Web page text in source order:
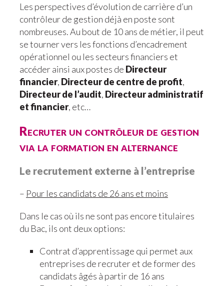
Les perspectives d’évolution de carrière d’un
contrôleur de gestion déjà en poste sont
nombreuses. Au bout de 10 ans de métier, il peut
se tourner vers les fonctions d’encadrement
opérationnel ou les secteurs financiers et
accéder ainsi aux postes de Directeur
financier, Directeur de centre de profit,
Directeur de l’audit, Directeur administratif
et financier, etc…
Recruter un contrôleur de gestion
via la formation en alternance
Le recrutement externe à l’entreprise
– Pour les candidats de 26 ans et moins
Dans le cas où ils ne sont pas encore titulaires
du Bac, ils ont deux options:
Contrat d’apprentissage qui permet aux
entreprises de recruter et de former des
candidats âgés à partir de 16 ans